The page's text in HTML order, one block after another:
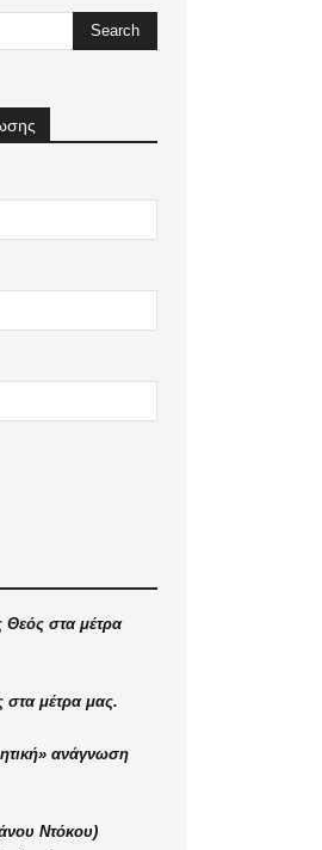
Θεός στα μέτρα
στα μέτρα μας.
ανάγνωση
Ντόκου)